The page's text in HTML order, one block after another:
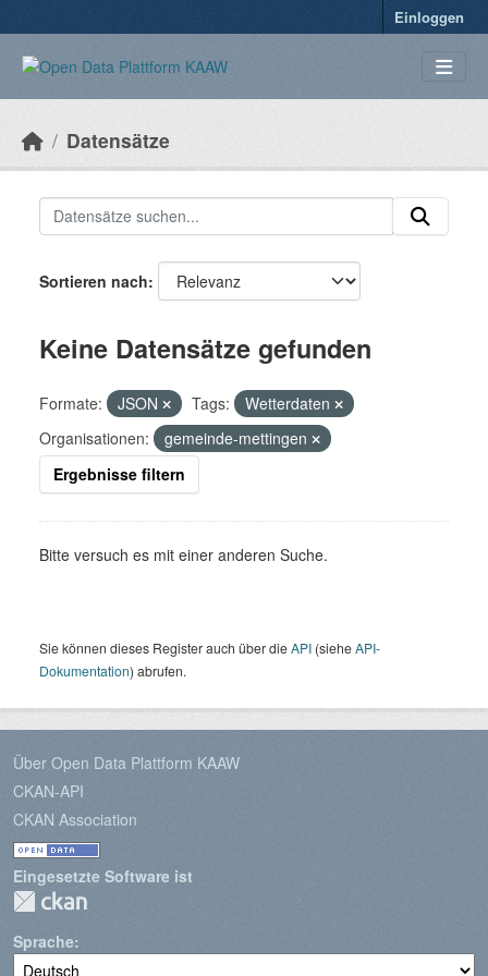
Einloggen
Datensätze
Sortieren nach
Keine Datensätze gefunden
Formate: JSON Tags:
Wetterdaten
Organisationen:
gemeinde-mettingen
Ergebnisse filtern
Bitte versuch es mit einer anderen Suche.
Sie können dieses Register auch über dieAPI (sieheAPI-
Dokumentation) abrufen.
Über Open Data Plattform KAAW
CKAN-API
CKAN Association
Eingesetzte Software ist
Sprache